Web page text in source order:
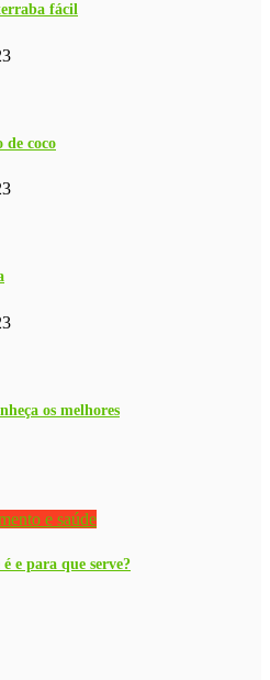
fácil
de coco
os melhores
e saúde
e para que serve?